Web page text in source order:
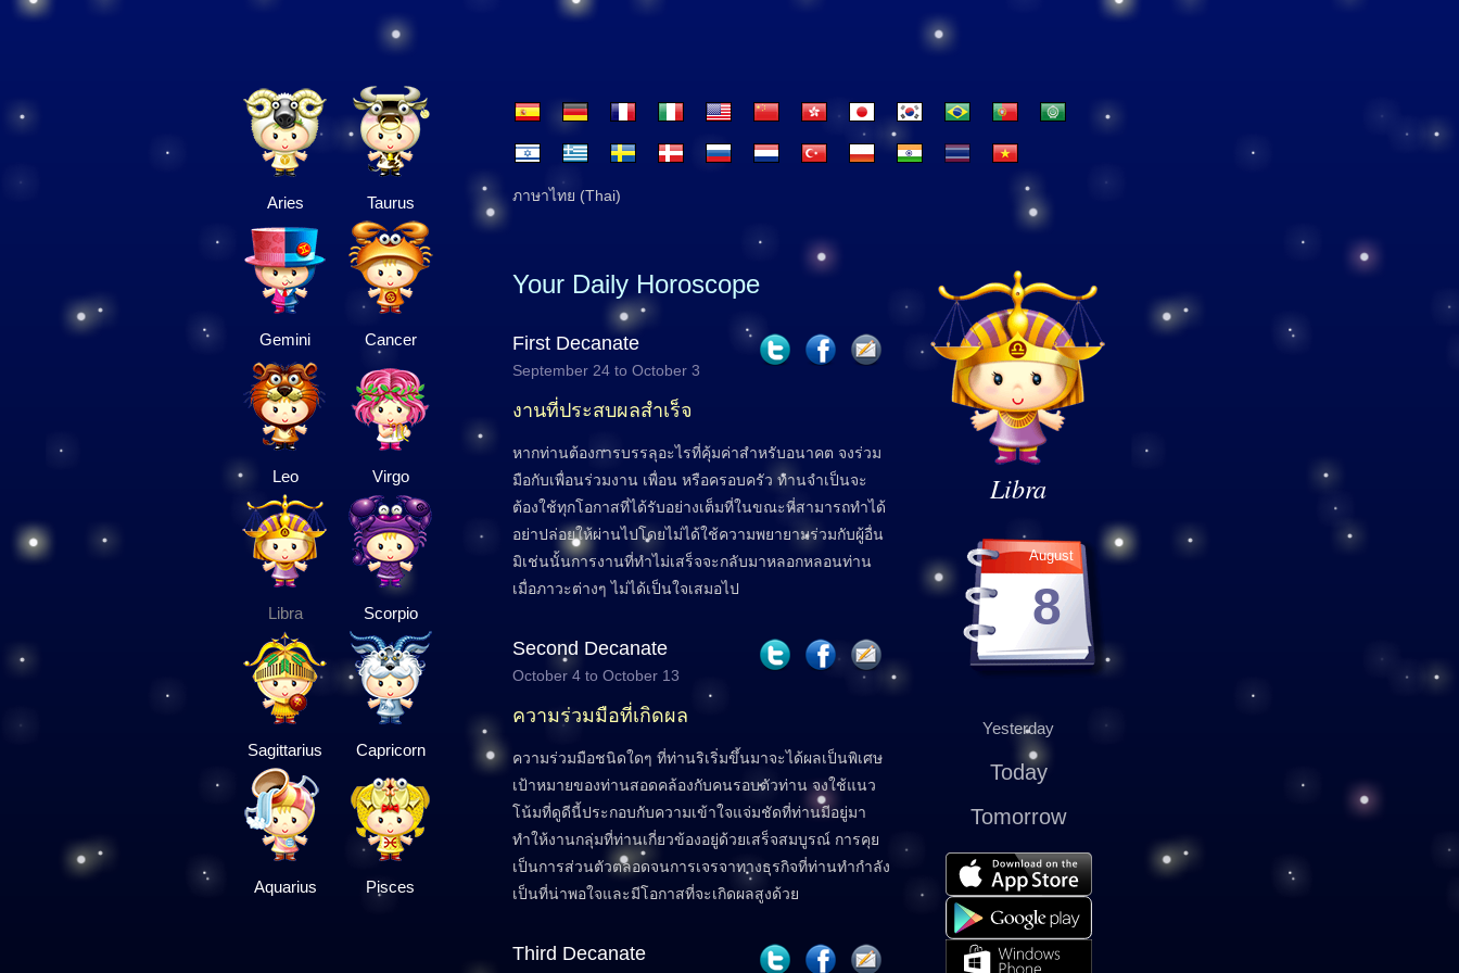
Aries Taurus
Gemini Cancer
Leo Virgo
Libra Scorpio
Sagittarius Capricorn
Aquarius Pisces
ภาษาไทย (Thai)
Libra
August
8
Yesterday
Today
Tomorrow
Your Daily Horoscope
First Decanate
September 24 to October 3
งานที่ประสบผลสำเร็จ
หากท่านต้องการบรรลุอะไรที่คุ้มค่าสำหรับอนาคต จงร่วม
มือกับเพื่อนร่วมงาน เพื่อน หรือครอบครัว ท่านจำเป็นจะ
ต้องใช้ทุกโอกาสที่ได้รับอย่างเต็มที่ในขณะที่สามารถทำได้
อย่าปล่อยให้ผ่านไปโดยไม่ได้ใช้ความพยายามร่วมกับผู้อื่น
มิเช่นนั้นการงานที่ทำไม่เสร็จจะกลับมาหลอกหลอนท่าน
เมื่อภาวะต่างๆ ไม่ได้เป็นใจเสมอไป
Second Decanate
October 4 to October 13
ความร่วมมือที่เกิดผล
ความร่วมมือชนิดใดๆ ที่ท่านริเริ่มขึ้นมาจะได้ผลเป็นพิเศษ
เป้าหมายของท่านสอดคล้องกับคนรอบตัวท่าน จงใช้แนว
โน้มที่ดูดีนี้ประกอบกับความเข้าใจแจ่มชัดที่ท่านมีอยู่มา
ทำให้งานกลุ่มที่ท่านเกี่ยวข้องอยู่ด้วยเสร็จสมบูรณ์ การคุย
เป็นการส่วนตัวตลอดจนการเจรจาทางธุรกิจที่ท่านทำกำลัง
เป็นที่น่าพอใจและมีโอกาสที่จะเกิดผลสูงด้วย
Third Decanate